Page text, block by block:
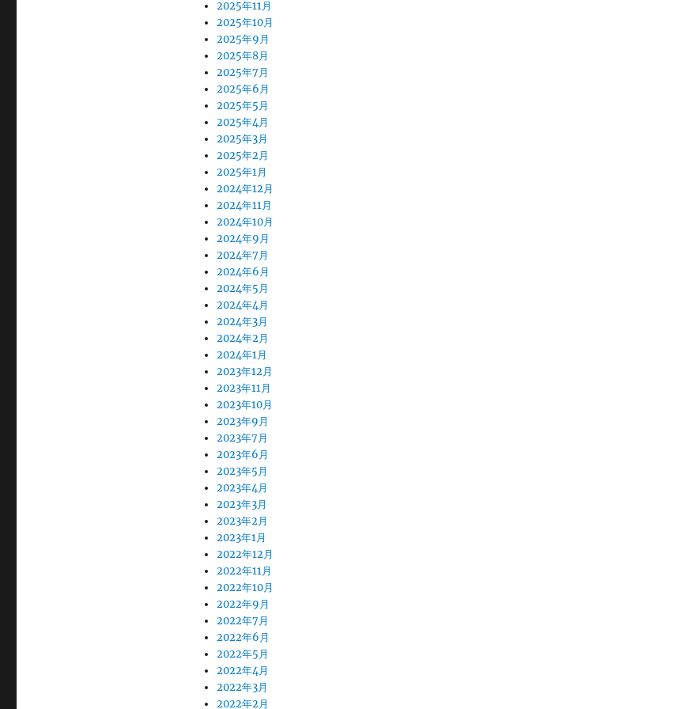
2025年11月
2025年10月
2025年9月
2025年8月
2025年7月
2025年6月
2025年5月
2025年4月
2025年3月
2025年2月
2025年1月
2024年12月
2024年11月
2024年10月
2024年9月
2024年7月
2024年6月
2024年5月
2024年4月
2024年3月
2024年2月
2024年1月
2023年12月
2023年11月
2023年10月
2023年9月
2023年7月
2023年6月
2023年5月
2023年4月
2023年3月
2023年2月
2023年1月
2022年12月
2022年11月
2022年10月
2022年9月
2022年7月
2022年6月
2022年5月
2022年4月
2022年3月
2022年2月